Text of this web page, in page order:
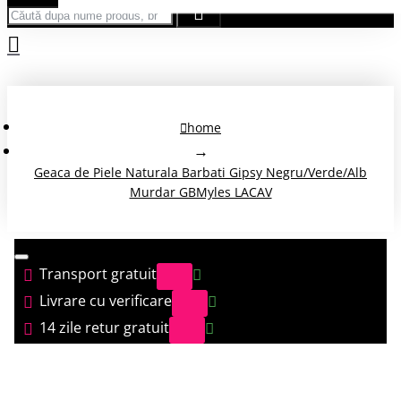
home
Geaca de Piele Naturala Barbati Gipsy Negru/Verde/Alb
Murdar GBMyles LACAV
Transport gratuit
Livrare cu verificare
14 zile retur gratuit